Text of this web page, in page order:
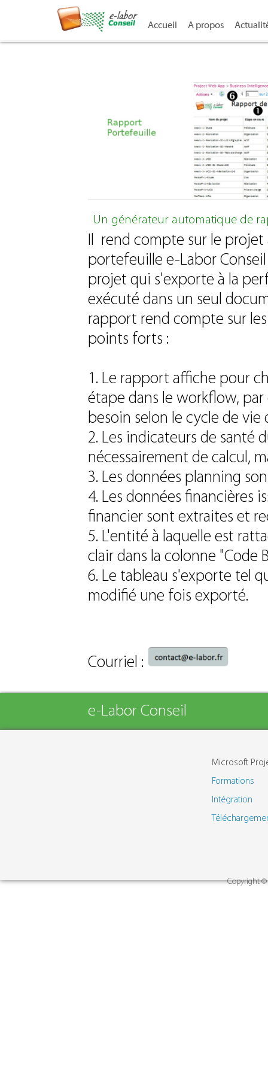
Accueil A propos
Un générateur automatique de
Il rend compte sur le projet
portefeuille e-Labor
projet qui s'exporte à la
exécuté dans un seul
rapport rend compte sur
points forts :
1. Le rapport affiche pour
étape dans le workflow,
besoin selon le cycle de vie
2. Les indicateurs de santé
nécessairement de calcul,
3. Les données planning
4. Les données financières
financier sont extraites et
5. L'entité à laquelle est
clair dans la colonne "Code
6. Le tableau s'exporte tel
modifié une fois exporté.
Courriel :
e-Labor Conseil
Microsoft
Formations
Intégration
Copyright ©